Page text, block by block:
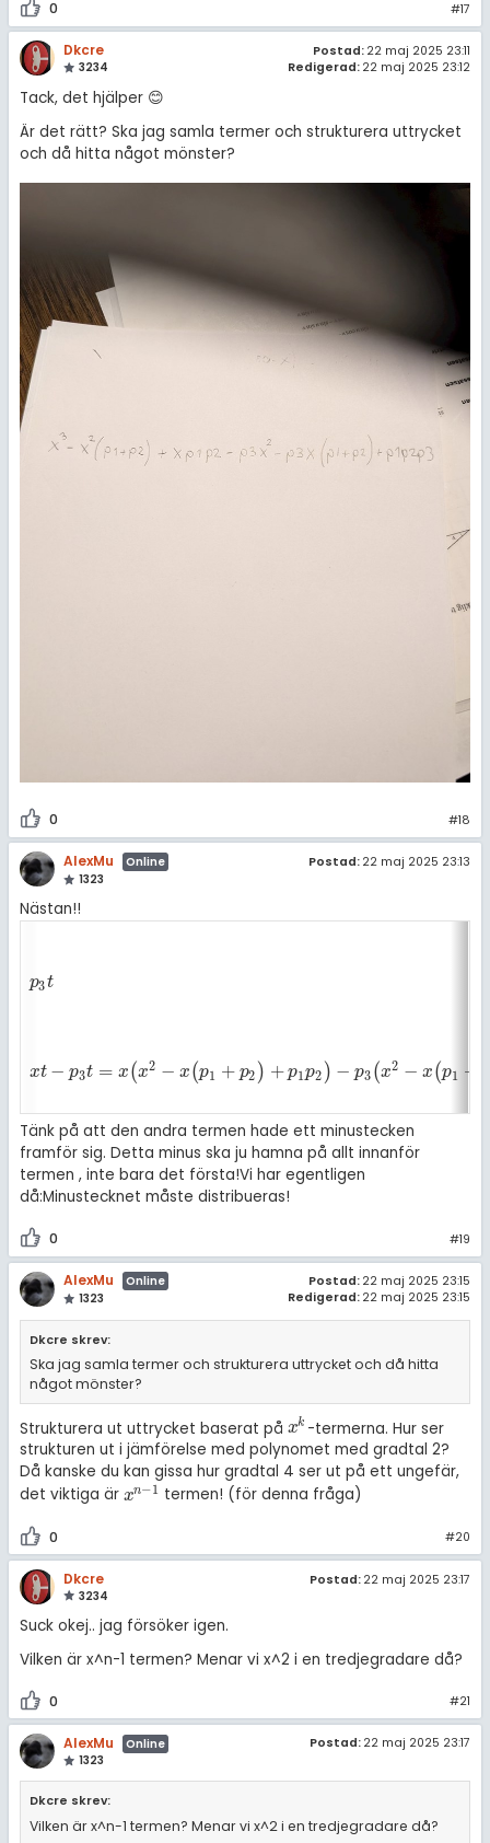
0 #17
Dkcre
3234
Postad: 22 maj 2025 23:11
Redigerad: 22 maj 2025 23:12
Tack, det hjälper 😊
Är det rätt? Ska jag samla termer och strukturera uttrycket
och då hitta något mönster?
0 #18
AlexMu
Online
1323
Postad: 22 maj 2025 23:13
Nästan!!
p3t
p3t
xt − p3t = x(x2 − x(p1 + p2 ) + p1 p2 ) − p3 (x2 − x(p1 +
xt- p3t=x (x2 -x(p1+p 2)+p1 p2)-p 3 (x2-x(p 1+p2)+p1p 2)
Tänk på att den andra termen hade ett minustecken
framför sig. Detta minus ska ju hamna på allt innanför
termen , inte bara det första!Vi har egentligen
då:Minustecknet måste distribueras!
0 #19
AlexMu
Online
1323
Postad: 22 maj 2025 23:15
Redigerad: 22 maj 2025 23:15
Dkcre skrev:
Ska jag samla termer och strukturera uttrycket och då hitta
något mönster?
Strukturera ut uttrycket baserat på xk
xk -termerna. Hur ser
strukturen ut i jämförelse med polynomet med gradtal 2?
Då kanske du kan gissa hur gradtal 4 ser ut på ett ungefär,
det viktiga är xn−1
xn-1 termen! (för denna fråga)
0 #20
Dkcre
3234
Postad: 22 maj 2025 23:17
Suck okej.. jag försöker igen.
Vilken är x^n-1 termen? Menar vi x^2 i en tredjegradare då?
0 #21
AlexMu
Online
1323
Postad: 22 maj 2025 23:17
Dkcre skrev:
Vilken är x^n-1 termen? Menar vi x^2 i en tredjegradare då?